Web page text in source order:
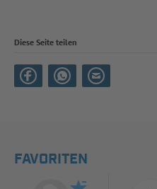
Diese Seite teilen
FAVORITEN